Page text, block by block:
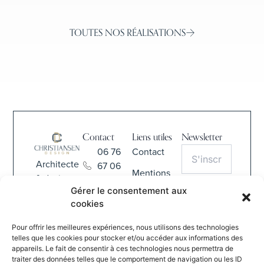
Gérer le consentement aux
cookies
Pour offrir les meilleures expériences, nous utilisons des technologies
telles que les cookies pour stocker et/ou accéder aux informations des
appareils. Le fait de consentir à ces technologies nous permettra de
traiter des données telles que le comportement de navigation ou les ID
TOUTES NOS RÉALISATIONS
Architecte
& designer
d'intérieur
haut-de-
depuis
2007
Contact
06 76
67 06
contact@christiansen-
837 Rue
de la
Liens utiles
Contact
Mentions
légales
Newsletter
soumettant
ce formulaire,
vous